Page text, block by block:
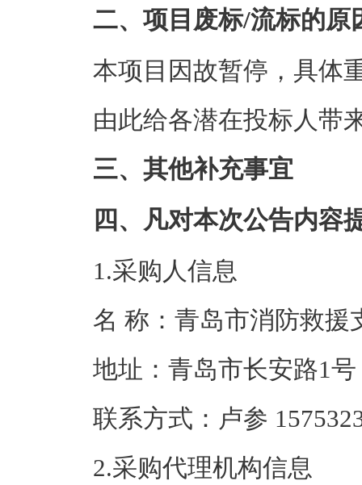
二、项目废标/流标的原
本项目因故暂停，具体
由此给各潜在投标人带
三、其他补充事宜
四、凡对本次公告内容
1.采购人信息
名 称：青岛市消
地址：青岛
联系方式：卢参
2.采购代理机构信息